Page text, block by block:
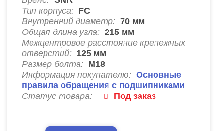
Тип корпуса: FC
Внутренний диаметр: 70 мм
Общая длина узла: 215 мм
Межцентровое расстояние крепежных
отверстий: 125 мм
Размер болта: М18
Информация покупателю: Основные
правила обращения с подшипниками
Статус товара:
Под заказ